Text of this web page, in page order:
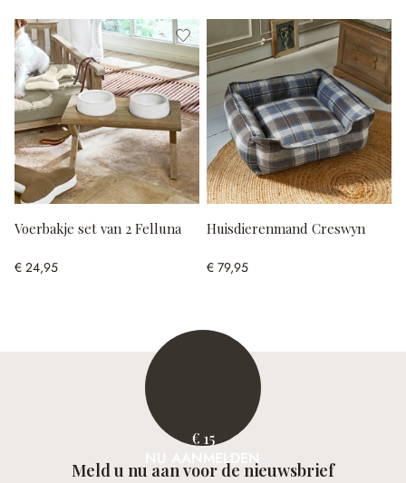
Voerbakje set van 2 Felluna
€ 24,95
Huisdierenmand Creswyn
€ 79,95
€ 15
NU AANMELDEN
Meld u nu aan voor de nieuwsbrief